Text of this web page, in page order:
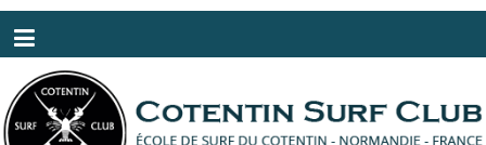
Panneau de gestion des cookies